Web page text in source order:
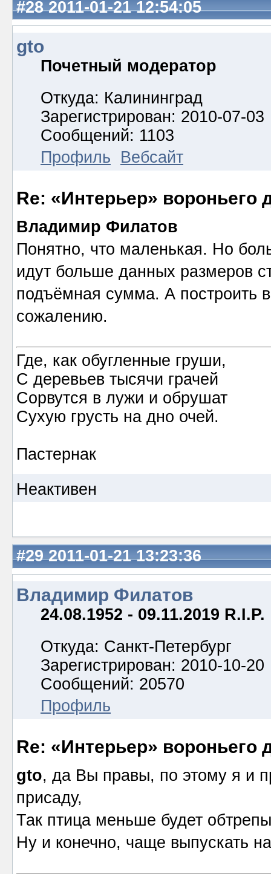
#282011-01-21 12:54:05
gto
Почетный модератор
Откуда: Калининград
Зарегистрирован: 2010-07-03
Сообщений: 1103
Профиль
Вебсайт
Re: «Интерьер» вороньего
Владимир Филатов
Понятно, что маленькая. Но
идут больше данных размеров
подъёмная сумма. А построить
сожалению.
Где, как обугленные груши,
С деревьев тысячи грачей
Сорвутся в лужи и обрушат
Сухую грусть на дно очей.
Пастернак
Неактивен
#292011-01-21 13:23:36
Владимир Филатов
24.08.1952 - 09.11.2019 R.I.P.
Откуда: Санкт-Петербург
Зарегистрирован: 2010-10-20
Сообщений: 20570
Профиль
Re: «Интерьер» вороньего
gto, да Вы правы, по этому я и
присаду,
Так птица меньше будет
Ну и конечно, чаще выпускать